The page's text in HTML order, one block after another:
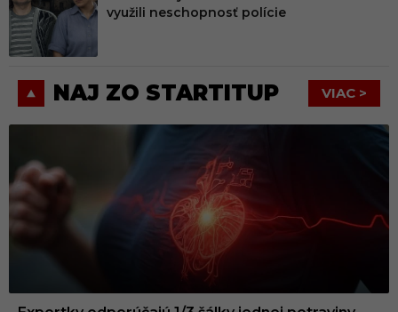
MIU
M
využili neschopnosť polície
NAJ ZO STARTITUP VIAC >